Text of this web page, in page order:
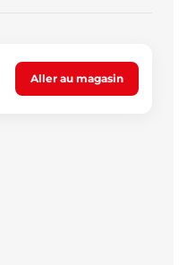
Aller au magasin